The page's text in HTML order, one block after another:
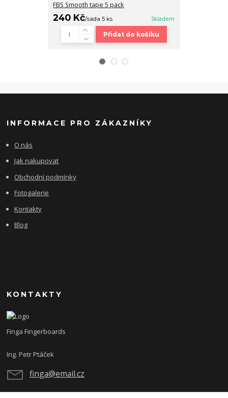
FBS Smooth tape 5 pack
240 Kč/sada 5 ks Skladem
Přidat do košíku
INFORMACE PRO ZÁKAZNÍKY
O nás
Jak nakupovat
Obchodní podmínky
Fotogalerie
Kontakty
Blog
KONTAKTY
Finga Fingerboards
Ing. Petr Ptáček
finga@email.cz